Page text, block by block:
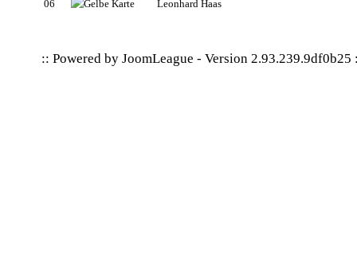
06
Leonhard Haas
:: Powered by JoomLeague - Version 2.93.239.9df0b25